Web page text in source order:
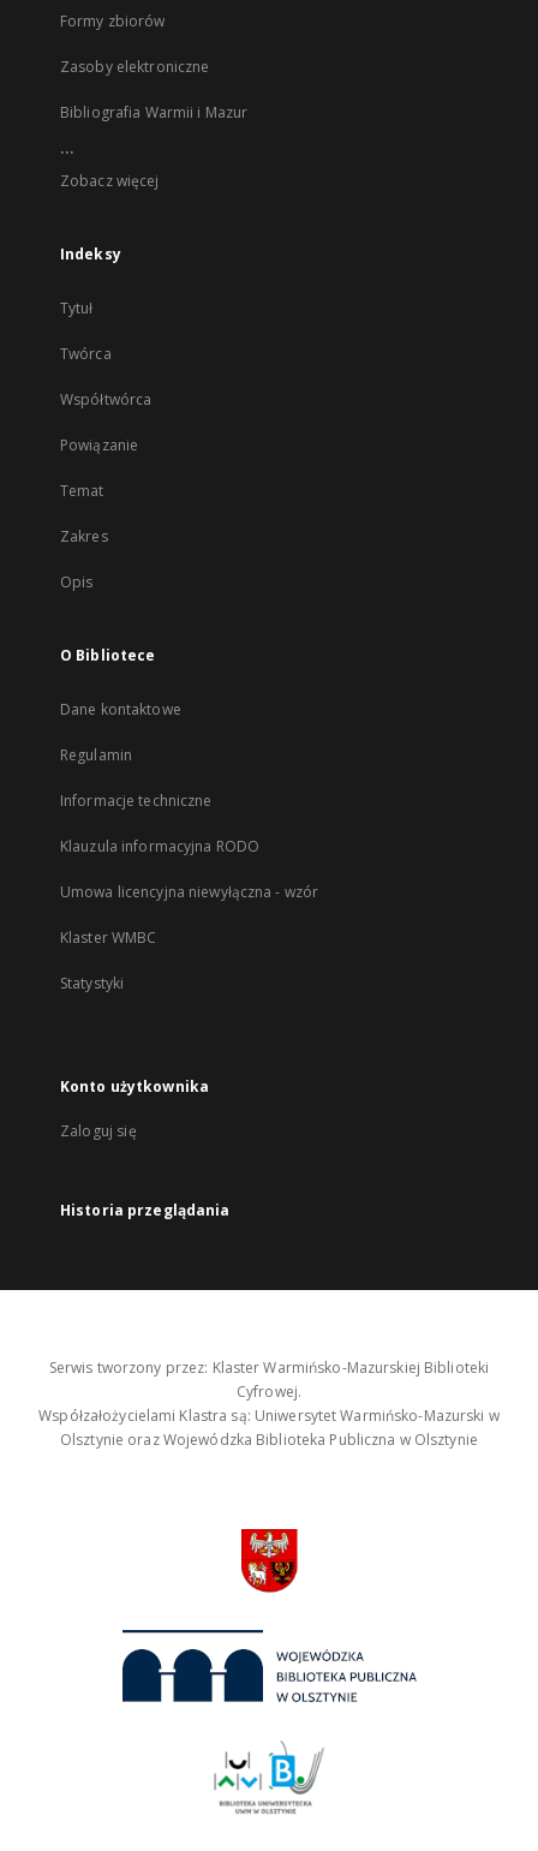
Formy zbiorów
Zasoby elektroniczne
Bibliografia Warmii i Mazur
...
Zobacz więcej
Indeksy
Tytuł
Twórca
Współtwórca
Powiązanie
Temat
Zakres
Opis
O Bibliotece
Dane kontaktowe
Regulamin
Informacje techniczne
Klauzula informacyjna RODO
Umowa licencyjna niewyłączna - wzór
Klaster WMBC
Statystyki
Konto użytkownika
Zaloguj się
Historia przeglądania
Serwis tworzony przez: Klaster Warmińsko-Mazurskiej Biblioteki
Cyfrowej.
Współzałożycielami Klastra są: Uniwersytet Warmińsko-Mazurski w
Olsztynie oraz Wojewódzka Biblioteka Publiczna w Olsztynie